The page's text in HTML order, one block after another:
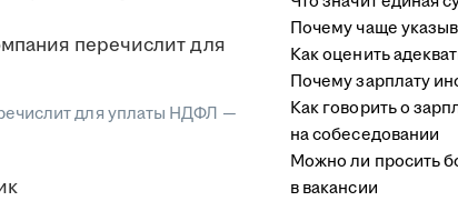
для уплаты НДФЛ —
Почему чаще
Как оценить
Почему зарплату
Как говорить о
на собеседовании
Можно ли просить
в вакансии